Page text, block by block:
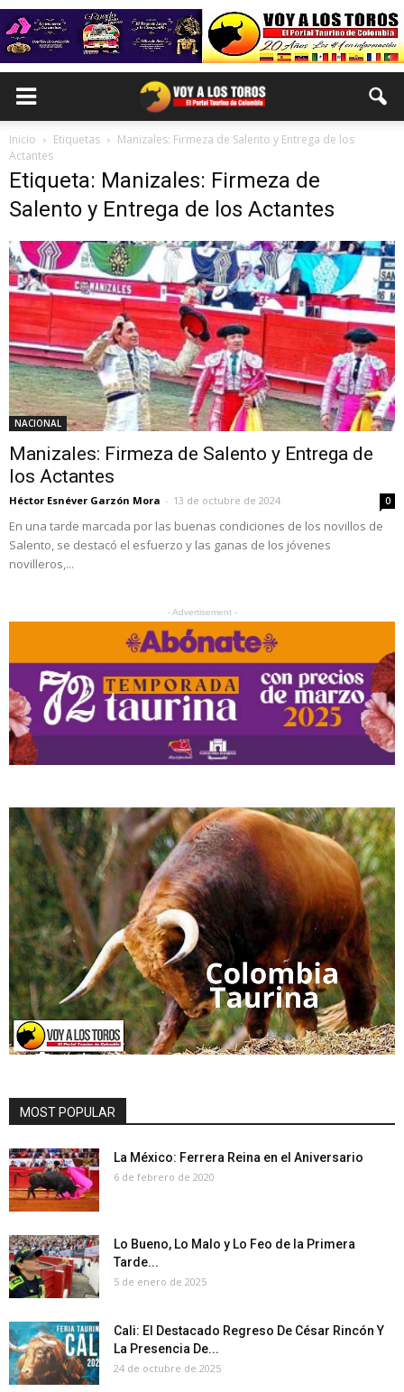
Inicio Etiquetas
Manizales: Firmeza de Salento y Entrega de los
Actantes
Etiqueta: Manizales: Firmeza de
Salento y Entrega de los Actantes
NACIONAL
Manizales: Firmeza de Salento y Entrega de
los Actantes
Héctor Esnéver Garzón Mora - 13 de octubre de 2024 0
En una tarde marcada por las buenas condiciones de los novillos de
Salento, se destacó el esfuerzo y las ganas de los jóvenes
novilleros,...
- Advertisement -
MOST POPULAR
La México: Ferrera Reina en el Aniversario
6 de febrero de 2020
Lo Bueno, Lo Malo y Lo Feo de la Primera
Tarde...
5 de enero de 2025
Cali: El Destacado Regreso De César Rincón Y
La Presencia De...
24 de octubre de 2025